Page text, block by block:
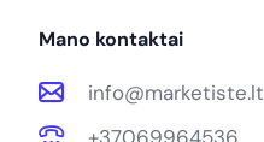
Mano kontaktai
info@marketiste.lt